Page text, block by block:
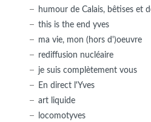
humour de Calais, bêtises et
this is the end yves
ma vie, mon (hors d')oeuvre
rediffusion nucléaire
je suis complètement vous
En direct l'Yves
art liquide
locomotyves